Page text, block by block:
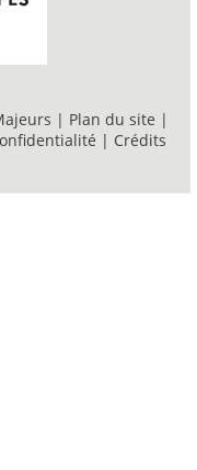
| Plan du site |
| Crédits